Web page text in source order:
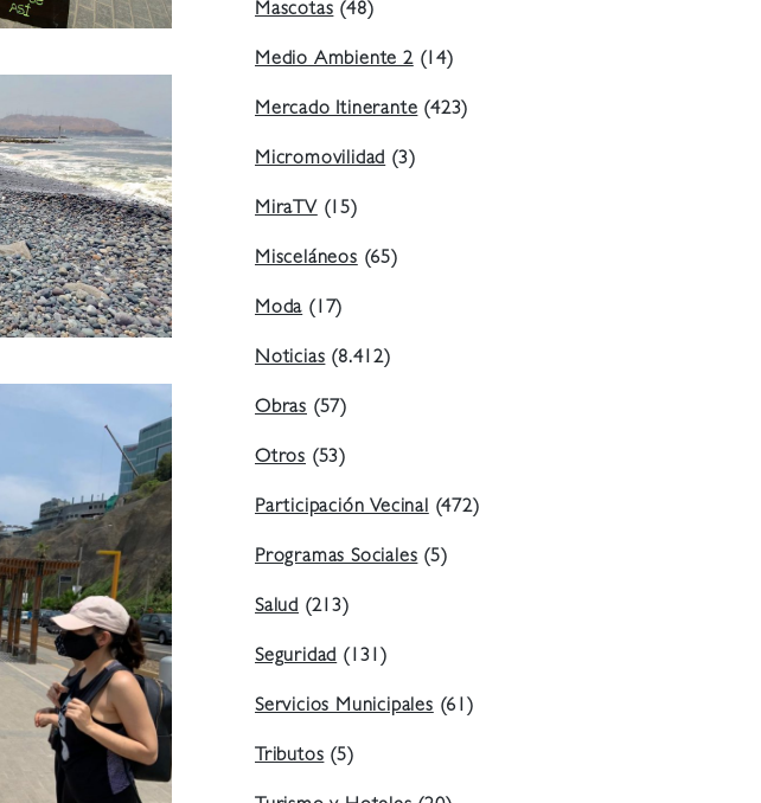
Mascotas(48)
Medio Ambiente 2(14)
Mercado Itinerante(423)
Micromovilidad(3)
MiraTV(15)
Misceláneos(65)
Moda(17)
Noticias(8.412)
Obras (57)
Otros (53)
Participación Vecinal(472)
Programas Sociales(5)
Salud (213)
Seguridad(131)
Servicios Municipales(61)
Tributos(5)